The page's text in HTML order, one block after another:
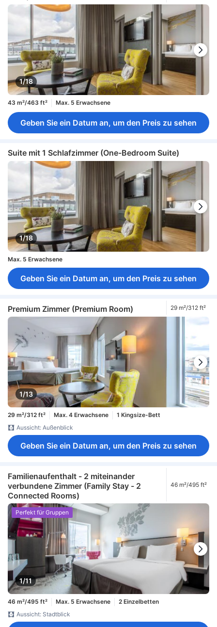
1/18
43 m²/463 ft² Max. 5 Erwachsene
Geben Sie ein Datum an, um den Preis zu sehen
Suite mit 1 Schlafzimmer (One-Bedroom Suite)
1/18
Max. 5 Erwachsene
Geben Sie ein Datum an, um den Preis zu sehen
Premium Zimmer (Premium Room) 29 m²/312 ft²
1/13
29 m²/312 ft² Max. 4 Erwachsene
1 Kingsize-Bett
Aussicht: Außenblick
Geben Sie ein Datum an, um den Preis zu sehen
Familienaufenthalt - 2 miteinander
verbundene Zimmer (Family Stay - 2
Connected Rooms)
46 m²/495 ft²
1/11
Perfekt für Gruppen
46 m²/495 ft² Max. 5 Erwachsene
2 Einzelbetten
Aussicht: Stadtblick